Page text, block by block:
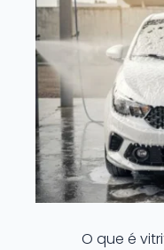
O que é